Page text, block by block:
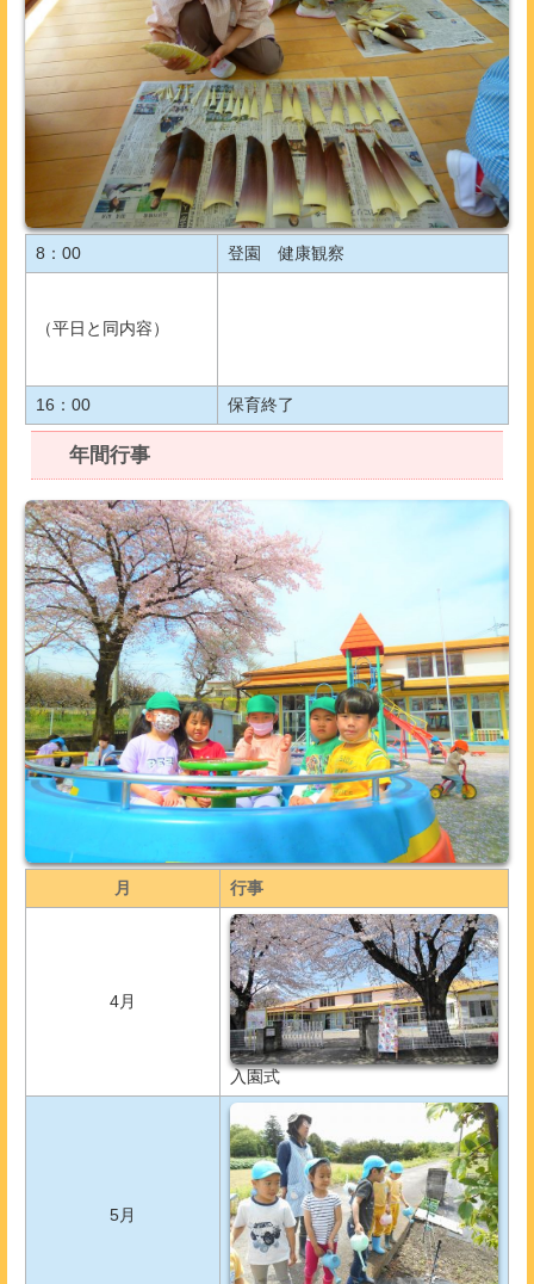
8：00 登園 健康観察
（平日と同内容）
16：00 保育終了
年間行事
月 行事
4月
入園式
5月